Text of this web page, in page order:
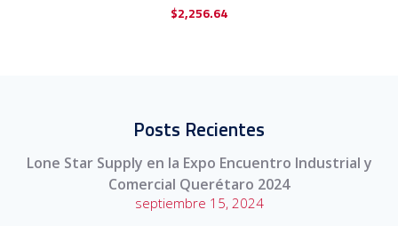
$2,256.64
Posts Recientes
Lone Star Supply en la Expo Encuentro Industrial y
Comercial Querétaro 2024
septiembre 15, 2024